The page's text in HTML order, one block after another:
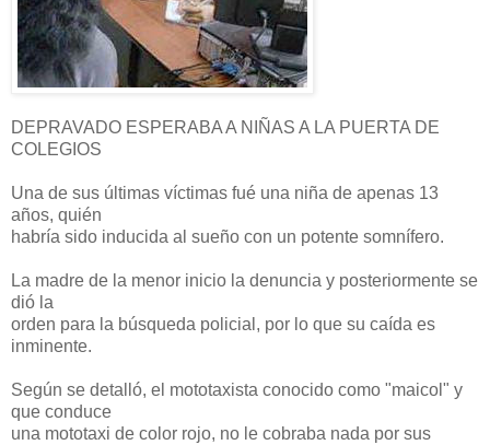
DEPRAVADO ESPERABA A NIÑAS A LA PUERTA DE
COLEGIOS
Una de sus últimas víctimas fué una niña de apenas 13
años, quién
habría sido inducida al sueño con un potente somnífero.
La madre de la menor inicio la denuncia y posteriormente se
dió la
orden para la búsqueda policial, por lo que su caída es
inminente.
Según se detalló, el mototaxista conocido como "maicol" y
que conduce
una mototaxi de color rojo, no le cobraba nada por sus